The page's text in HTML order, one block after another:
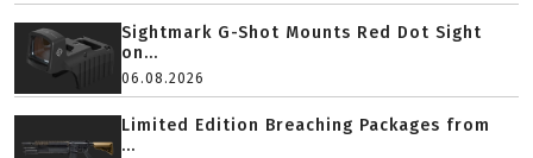
Sightmark G-Shot Mounts Red Dot Sight
on...
06.08.2026
Limited Edition Breaching Packages from
...